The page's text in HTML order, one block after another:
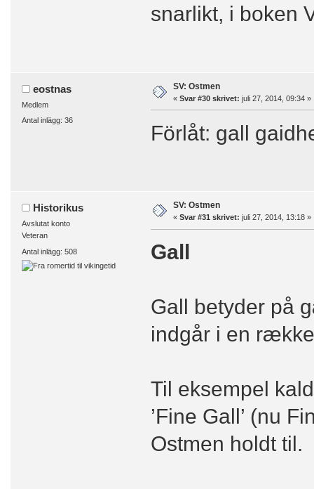
snarlikt, i boken
eostnas
Medlem
Antal inlägg: 36
SV: Ostmen
« Svar #30 skrivet: juli 27, 2014, 09:34 »
Förlåt: gall
Historikus
Avslutat konto
Veteran
Antal inlägg: 508
SV: Ostmen
« Svar #31 skrivet: juli 27, 2014, 13:18 »
Gall
Gall betyder på
indgår i en
Til eksempel
’Fine Gall’ (nu
Ostmen holdt til.